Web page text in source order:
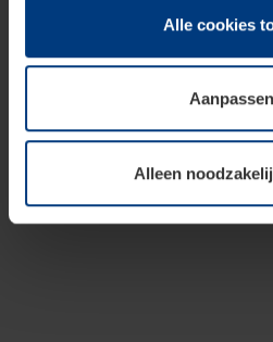
Juridisch hebben wij het recht
van deze pagina's absoluut
soorten cookies is uw
toestemming kunt u op elk
wijzigen of herroepen.
Alle cookies
Aanpassen
Alleen